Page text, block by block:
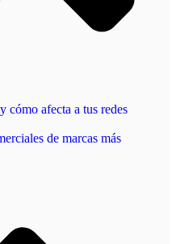
cómo afecta a tus redes
de marcas más